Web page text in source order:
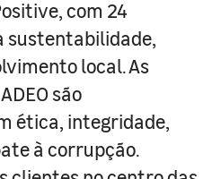
com 24
sustentabilidade,
local. As
são
ética, integridade,
à corrupção.